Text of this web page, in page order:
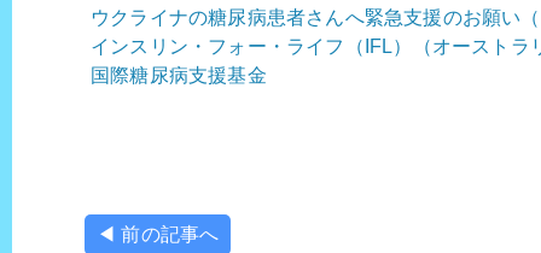
ウクライナの糖尿病患者さんへ緊急支援のお願い
インスリン・フォー・ライフ（IFL）（オーストラ
国際糖尿病支援基金
◀ 前の記事へ